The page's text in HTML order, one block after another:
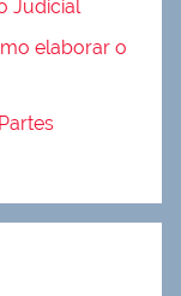
Judicial
elaborar o